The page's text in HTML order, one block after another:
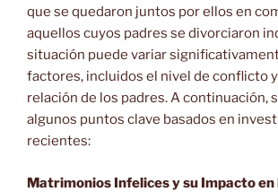
que se quedaron juntos por ellos en
aquellos cuyos padres se divorciaron
situación puede variar
factores, incluidos el nivel de conflicto
relación de los padres. A continuación,
algunos puntos clave basados en
recientes:
Matrimonios Infelices y su Impacto en